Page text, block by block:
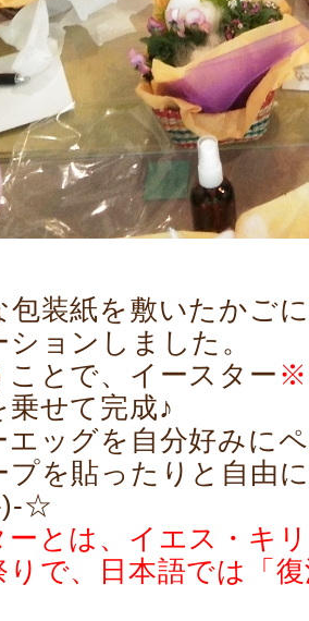
包装紙を敷いたかご
ョンしました。
ことで、イースター ※
せて完成♪
エッグを自分好みに
プを貼ったりと自由
)-☆
とは、イエス・キ
りで、日本語では「